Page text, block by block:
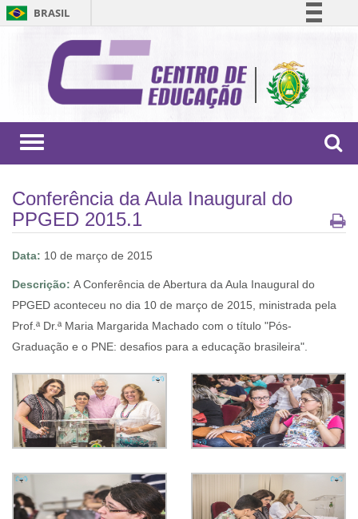
BRASIL
Comunica BR
Participe
Acesso à informação
Toggle
Conferência da Aula Inaugural do
PPGED 2015.1
Data: 10 de março de 2015
Descrição: A Conferência de Abertura da Aula Inaugural do
PPGED aconteceu no dia 10 de março de 2015, ministrada pela
Prof.ª Dr.ª Maria Margarida Machado com o título "Pós-
Graduação e o PNE: desafios para a educação brasileira".